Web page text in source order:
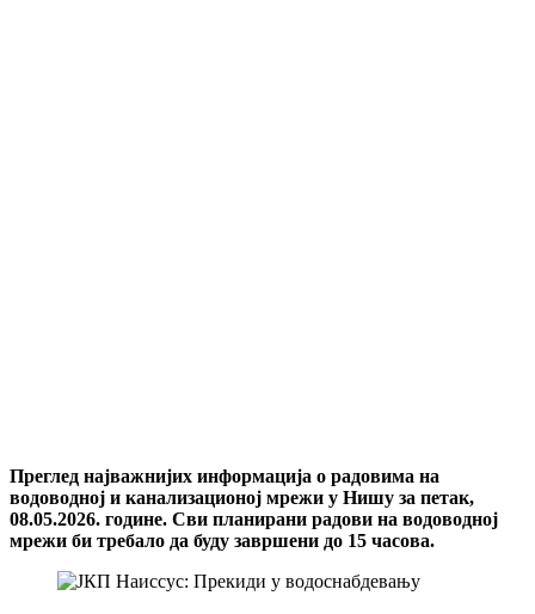
Преглед најважнијих информација о радовима на
водоводној и канализационој мрежи у Нишу за петак,
08.05.2026. године. Сви планирани радови на водоводној
мрежи би требало да буду завршени до 15 часова.